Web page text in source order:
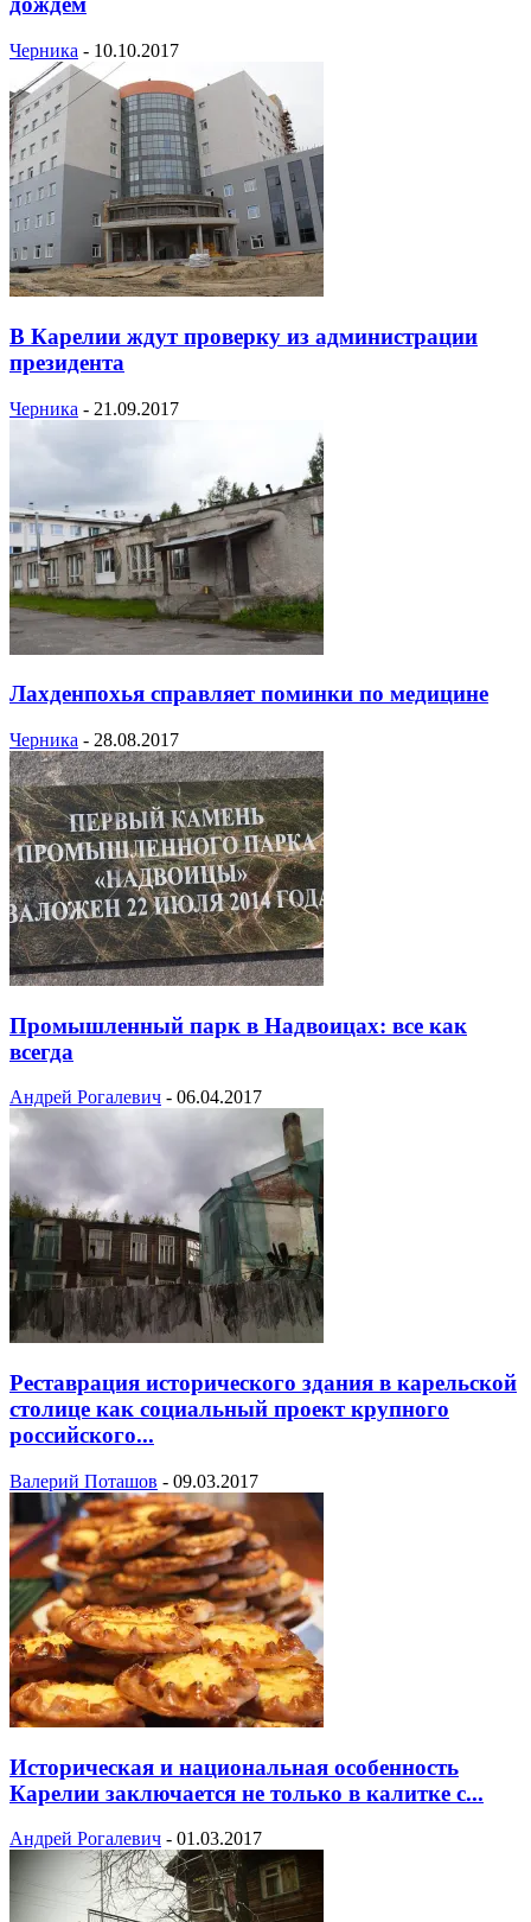
Черника - 10.10.2017
В Карелии ждут проверку из администрации
президента
Черника - 21.09.2017
Лахденпохья справляет поминки по медицине
Черника - 28.08.2017
Промышленный парк в Надвоицах: все как
всегда
Андрей Рогалевич - 06.04.2017
Реставрация исторического здания в карельской
столице как социальный проект крупного
российского...
Валерий Поташов - 09.03.2017
Историческая и национальная особенность
Карелии заключается не только в калитке с...
Андрей Рогалевич - 01.03.2017